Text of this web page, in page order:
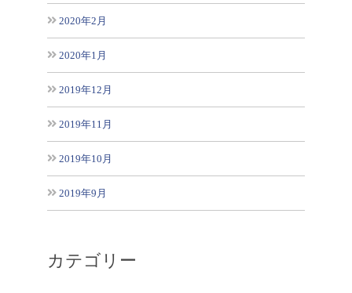
2020年2月
2020年1月
2019年12月
2019年11月
2019年10月
2019年9月
カテゴリー